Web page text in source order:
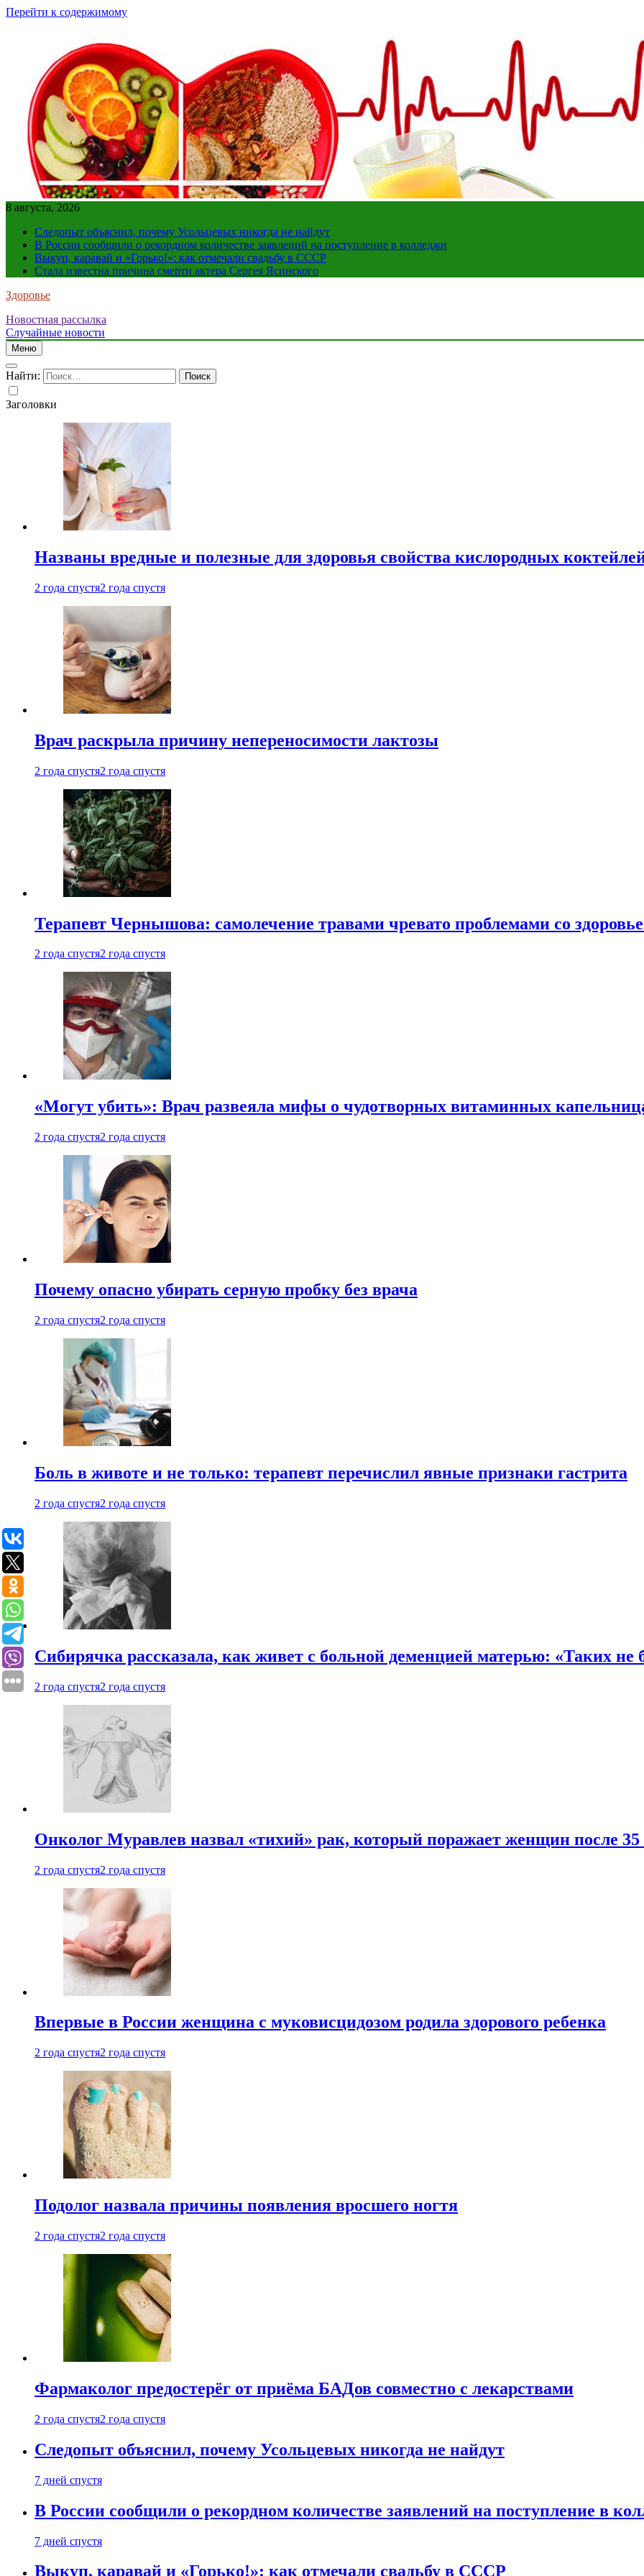
Перейти к содержимому
8 августа, 2026
Следопыт объяснил, почему Усольцевых никогда не найдут
В России сообщили о рекордном количестве заявлений на поступление в колледжи
Выкуп, каравай и «Горько!»: как отмечали свадьбу в СССР
Стала известна причина смерти актера Сергея Ясинского
Здоровье
Новостная рассылка
Случайные новости
Меню
Найти:
Заголовки
Названы вредные и полезные для здоровья свойства кислородных
2 года спустя2 года спустя
Врач раскрыла причину непереносимости лактозы
2 года спустя2 года спустя
Терапевт Чернышова: самолечение травами чревато проблемами со
2 года спустя2 года спустя
«Могут убить»: Врач развеяла мифы о чудотворных витаминных
2 года спустя2 года спустя
Почему опасно убирать серную пробку без врача
2 года спустя2 года спустя
Боль в животе и не только: терапевт перечислил явные признаки гастрита
2 года спустя2 года спустя
Сибирячка рассказала, как живет с больной деменцией матерью: «Таких не
2 года спустя2 года спустя
Онколог Муравлев назвал «тихий» рак, который поражает женщин после 35
2 года спустя2 года спустя
Впервые в России женщина с муковисцидозом родила здорового ребенка
2 года спустя2 года спустя
Подолог назвала причины появления вросшего ногтя
2 года спустя2 года спустя
Фармаколог предостерёг от приёма БАДов совместно с лекарствами
2 года спустя2 года спустя
Следопыт объяснил, почему Усольцевых никогда не найдут
7 дней спустя
В России сообщили о рекордном количестве заявлений на поступление в
7 дней спустя
Выкуп, каравай и «Горько!»: как отмечали свадьбу в СССР